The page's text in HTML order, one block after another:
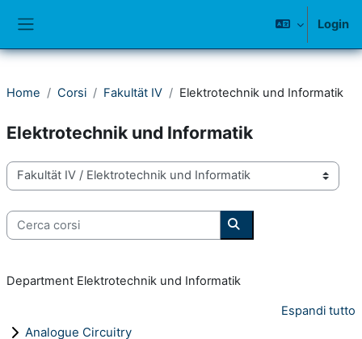
Login
Home Corsi Fakultät IV Elektrotechnik und Informatik
Elektrotechnik und Informatik
Categorie di corso
Cerca corsi
Cerca corsi
Department Elektrotechnik und Informatik
Espandi tutto
Analogue Circuitry